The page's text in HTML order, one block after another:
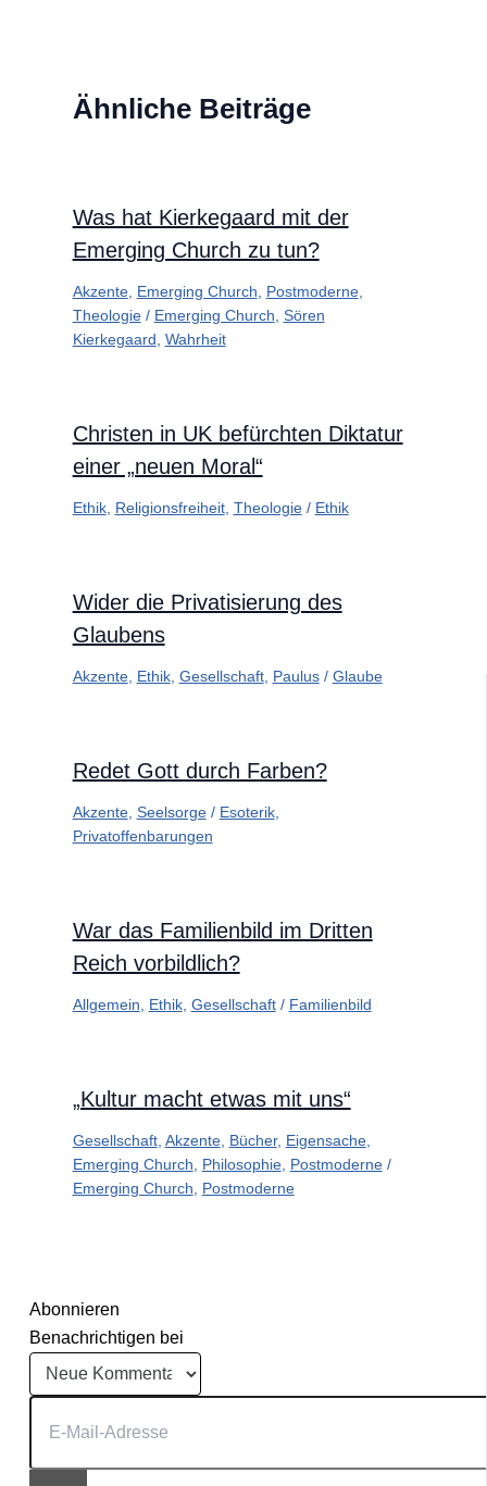
Ähnliche Beiträge
Was hat Kierkegaard mit der
Emerging Church zu tun?
Akzente, Emerging Church, Postmoderne,
Theologie/ Emerging Church, Sören
Kierkegaard, Wahrheit
Christen in UK befürchten Diktatur
einer „neuen Moral“
Ethik, Religionsfreiheit, Theologie/ Ethik
Wider die Privatisierung des
Glaubens
Akzente, Ethik, Gesellschaft, Paulus/ Glaube
Redet Gott durch Farben?
Akzente, Seelsorge/ Esoterik,
Privatoffenbarungen
War das Familienbild im Dritten
Reich vorbildlich?
Allgemein, Ethik, Gesellschaft/ Familienbild
„Kultur macht etwas mit uns“
Gesellschaft, Akzente, Bücher, Eigensache,
Emerging Church, Philosophie, Postmoderne/
Emerging Church, Postmoderne
Abonnieren
Benachrichtigen bei